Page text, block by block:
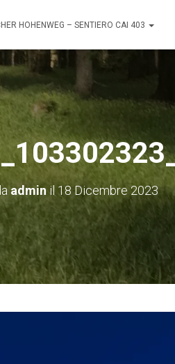
HOHENWEG – SENTIERO CAI 403
admin il 18 Dicembre 2023